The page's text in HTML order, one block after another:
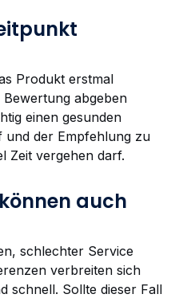
Produkt erstmal
abgeben
einen gesunden
und der Empfehlung zu
Zeit vergehen darf.
auch
schlechter Service
verbreiten sich
schnell. Sollte dieser Fall